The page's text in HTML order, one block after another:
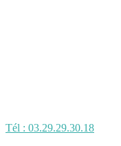
Tél : 03.29.29.30.18